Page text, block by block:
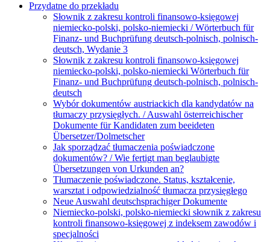
Przydatne do przekładu
Słownik z zakresu kontroli finansowo-księgowej
niemiecko-polski, polsko-niemiecki / Wörterbuch für
Finanz- und Buchprüfung deutsch-polnisch, polnisch-
deutsch, Wydanie 3
Słownik z zakresu kontroli finansowo-księgowej
niemiecko-polski, polsko-niemiecki Wörterbuch für
Finanz- und Buchprüfung deutsch-polnisch, polnisch-
deutsch
Wybór dokumentów austriackich dla kandydatów na
tłumaczy przysięgłych. / Auswahl österreichischer
Dokumente für Kandidaten zum beeideten
Übersetzer/Dolmetscher
Jak sporządzać tłumaczenia poświadczone
dokumentów? / Wie fertigt man beglaubigte
Übersetzungen von Urkunden an?
Tłumaczenie poświadczone. Status, kształcenie,
warsztat i odpowiedzialność tłumacza przysięgłego
Neue Auswahl deutschsprachiger Dokumente
Niemiecko-polski, polsko-niemiecki słownik z zakresu
kontroli finansowo-księgowej z indeksem zawodów i
specjalności